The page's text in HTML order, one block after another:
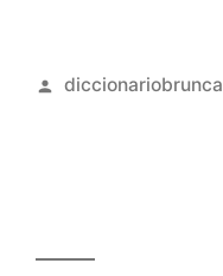
diccionariobrunca